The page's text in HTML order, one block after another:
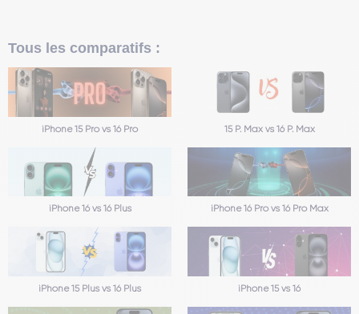
Tous les comparatifs :
iPhone 15 Pro vs 16 Pro 15 P. Max vs 16 P. Max
iPhone 16 vs 16 Plus iPhone 16 Pro vs 16 Pro Max
iPhone 15 Plus vs 16 Plus iPhone 15 vs 16